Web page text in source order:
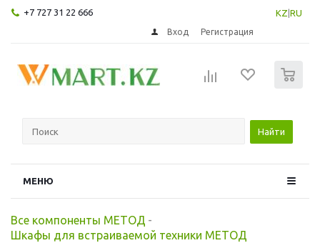
+7 727 31 22 666 KZ RU
Вход Регистрация
Найти
МЕНЮ
Все компоненты МЕТОД -
Шкафы для встраиваемой техники МЕТОД